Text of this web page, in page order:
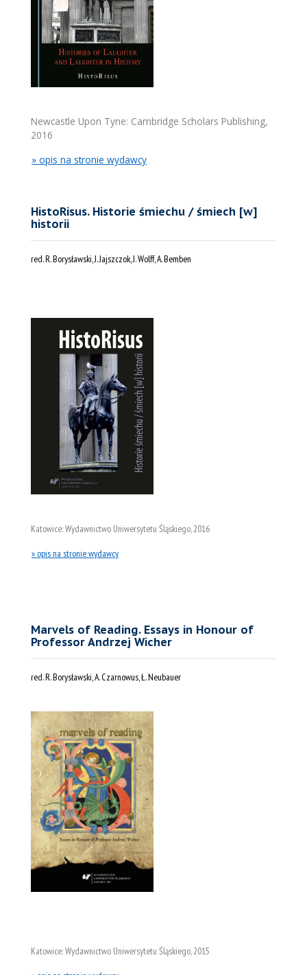
Newcastle Upon Tyne: Cambridge Scholars Publishing,
2016
» opis na stronie wydawcy
HistoRisus. Historie śmiechu / śmiech [w]
historii
red. R. Borysławski, J. Jajszczok, J. Wolff, A. Bemben
Katowice: Wydawnictwo Uniwersytetu Śląskiego, 2016
» opis na stronie wydawcy
Marvels of Reading. Essays in Honour of
Professor Andrzej Wicher
red. R. Borysławski, A. Czarnowus, Ł. Neubauer
Katowice: Wydawnictwo Uniwersytetu Śląskiego, 2015